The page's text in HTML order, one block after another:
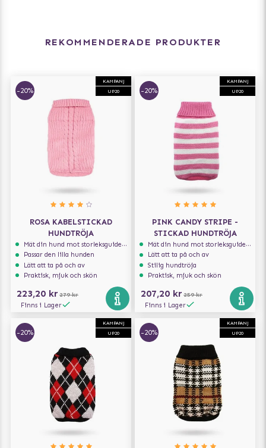
REKOMMENDERADE PRODUKTER
KAMPANJ
UP20
-20%
ROSA KABELSTICKAD
HUNDTRÖJA
Mät din hund mot storleksguiden för att få rätt storlek
Passar den lilla hunden
Lätt att ta på och av
Praktisk, mjuk och skön
223,20 kr 279 kr
Finns i Lager
KAMPANJ
UP20
-20%
PINK CANDY STRIPE -
STICKAD HUNDTRÖJA
Mät din hund mot storleksguiden för att få rätt storlek
Lätt att ta på och av
Stilig hundtröja
Praktisk, mjuk och skön
207,20 kr 259 kr
Finns i Lager
KAMPANJ
UP20
-20%
KAMPANJ
UP20
-20%